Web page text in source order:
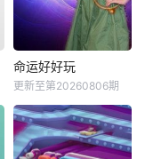
命运好好玩
更新至第20260806期